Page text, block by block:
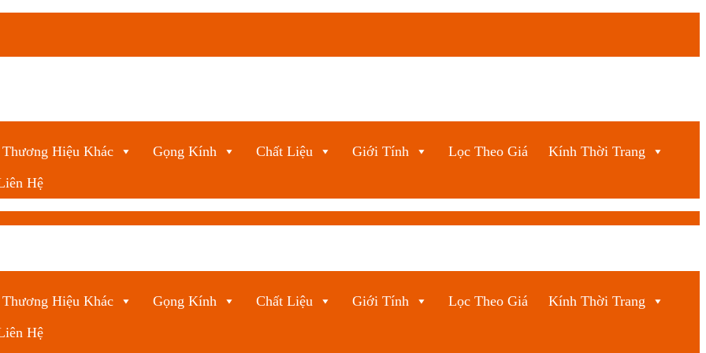
Thương Hiệu Khác Gọng Kính Chất Liệu Giới Tính Lọc Theo Giá
Kính Thời Trang
Hệ
Thương Hiệu Khác Gọng Kính Chất Liệu Giới Tính Lọc Theo Giá
Kính Thời Trang
Hệ